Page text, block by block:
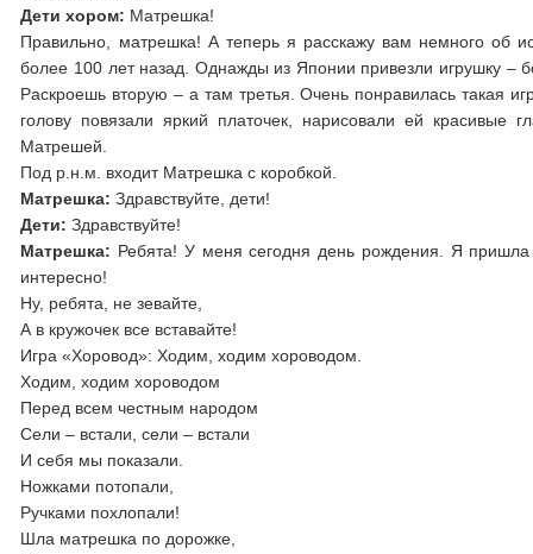
Дети хором: Матрешка!
Правильно, матрешка! А теперь я расскажу вам немного об
более 100 лет назад. Однажды из Японии привезли игрушку –
Раскроешь вторую – а там третья. Очень понравилась такая
голову повязали яркий платочек, нарисовали ей
Матрешей.
Под р.н.м. входит Матрешка с коробкой.
Матрешка: Здравствуйте, дети!
Дети: Здравствуйте!
Матрешка: Ребята! У меня сегодня день рождения. Я
интересно!
Ну, ребята, не зевайте,
А в кружочек все вставайте!
Игра «Хоровод»: Ходим, ходим хороводом.
Ходим, ходим хороводом
Перед всем честным народом
Сели – встали, сели – встали
И себя мы показали.
Ножками потопали,
Ручками похлопали!
Шла матрешка по дорожке,